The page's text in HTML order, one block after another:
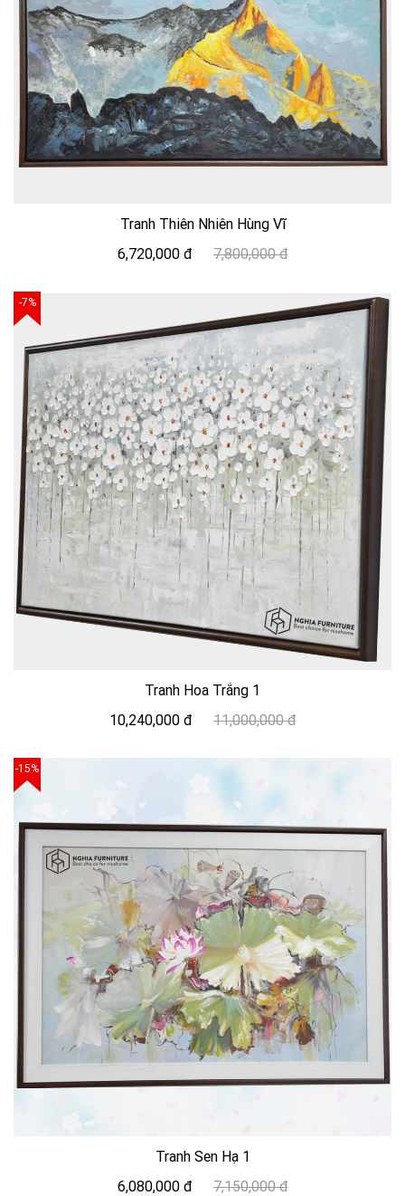
Tranh Thiên Nhiên Hùng Vĩ
6,720,000 đ
7,800,000 đ
-7%
Tranh Hoa Trắng 1
10,240,000 đ
11,000,000 đ
-15%
Tranh Sen Hạ 1
6,080,000 đ
7,150,000 đ